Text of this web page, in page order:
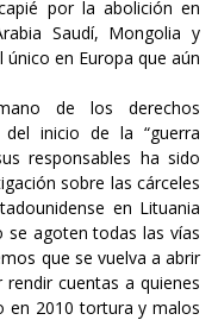
por la abolición en
Saudí, Mongolia y
en Europa que aún
de los derechos
inicio de la “guerra
responsables ha sido
sobre las cárceles
en Lituania
se agoten todas las vías
que se vuelva a abrir
cuentas a quienes
en 2010 tortura y malos